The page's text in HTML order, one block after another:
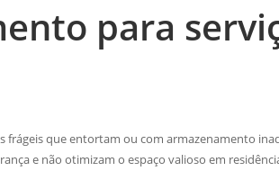
para
frágeis que entortam ou com armazenamento
e não otimizam o espaço valioso em